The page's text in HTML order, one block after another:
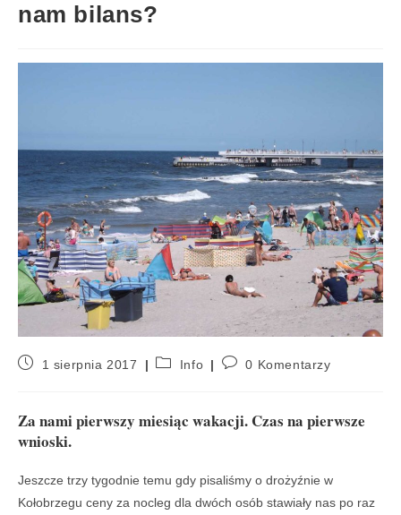
nam bilans?
1 sierpnia 2017 Info 0 Komentarzy
Za nami pierwszy miesiąc wakacji. Czas na pierwsze
wnioski.
Jeszcze trzy tygodnie temu gdy pisaliśmy o drożyźnie w
Kołobrzegu ceny za nocleg dla dwóch osób stawiały nas po raz